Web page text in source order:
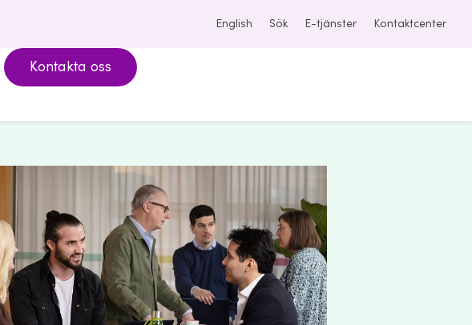
English Sök E-tjänster Kontaktcenter
Kontakta oss